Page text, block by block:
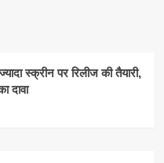
स्क्रीन पर रिलीज की तैयारी,
दावा